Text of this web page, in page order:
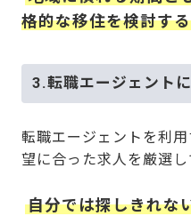
格的な移住を検討す
3.転職エージェント
転職エージェントを利
望に合った求人を厳選し
自分では探しきれな